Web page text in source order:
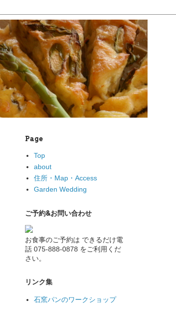
Page
Top
about
住所・Map・Access
Garden Wedding
ご予約&お問い合わせ
お食事のご予約は できるだけ電
話 075-888-0878 をご利用くだ
さい。
リンク集
石窯パンのワークショップ